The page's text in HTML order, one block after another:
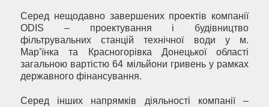
Серед нещодавно завершених проектів компанії
ODIS – проектування і будівництво
фільтрувальних станцій технічної води у м.
Мар’їнка та Красногорівка Донецької області
загальною вартістю 64 мільйони гривень у рамках
державного фінансування.
Серед інших напрямків діяльності компанії –